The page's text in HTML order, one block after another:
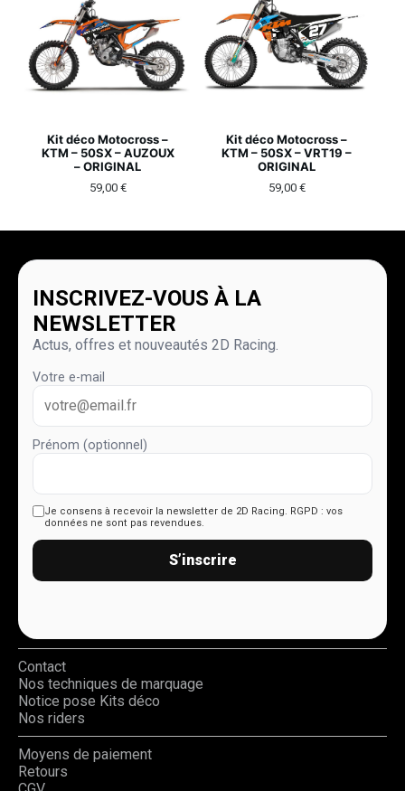
Kit déco Motocross –
KTM – 50SX – AUZOUX
– ORIGINAL
59,00 €
Kit déco Motocross –
KTM – 50SX – VRT19 –
ORIGINAL
59,00 €
INSCRIVEZ-VOUS À LA
NEWSLETTER
Actus, offres et nouveautés 2D Racing.
Votre e-mail
Prénom (optionnel)
Je consens à recevoir la newsletter de 2D Racing. RGPD : vos
données ne sont pas revendues.
S’inscrire
Contact
Nos techniques de marquage
Notice pose Kits déco
Nos riders
Moyens de paiement
Retours